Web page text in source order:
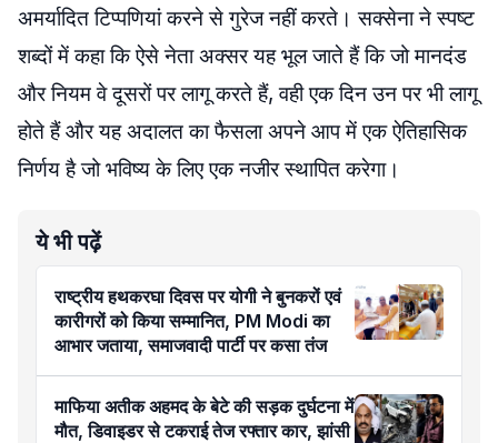
अमर्यादित टिप्पणियां करने से गुरेज नहीं करते। सक्सेना ने स्पष्ट
शब्दों में कहा कि ऐसे नेता अक्सर यह भूल जाते हैं कि जो मानदंड
और नियम वे दूसरों पर लागू करते हैं, वही एक दिन उन पर भी लागू
होते हैं और यह अदालत का फैसला अपने आप में एक ऐतिहासिक
निर्णय है जो भविष्य के लिए एक नजीर स्थापित करेगा।
ये भी पढ़ें
राष्ट्रीय हथकरघा दिवस पर योगी ने बुनकरों एवं
कारीगरों को किया सम्मानित, PM Modi का
आभार जताया, समाजवादी पार्टी पर कसा तंज
माफिया अतीक अहमद के बेटे की सड़क दुर्घटना में
मौत, डिवाइडर से टकराई तेज रफ्तार कार, झांसी